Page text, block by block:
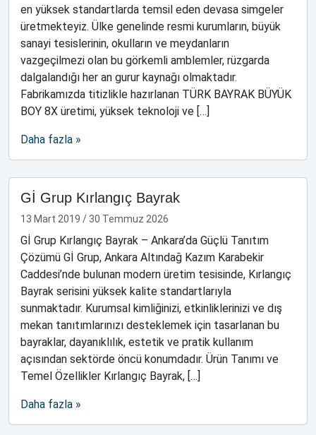
en yüksek standartlarda temsil eden devasa simgeler
üretmekteyiz. Ülke genelinde resmi kurumların, büyük
sanayi tesislerinin, okulların ve meydanların
vazgeçilmezi olan bu görkemli amblemler, rüzgarda
dalgalandığı her an gurur kaynağı olmaktadır.
Fabrikamızda titizlikle hazırlanan TÜRK BAYRAK BÜYÜK
BOY 8X üretimi, yüksek teknoloji ve […]
Daha fazla »
Gİ Grup Kırlangıç Bayrak
13 Mart 2019 / 30 Temmuz 2026
Gİ Grup Kırlangıç Bayrak – Ankara’da Güçlü Tanıtım
Çözümü Gİ Grup, Ankara Altındağ Kazım Karabekir
Caddesi’nde bulunan modern üretim tesisinde, Kırlangıç
Bayrak serisini yüksek kalite standartlarıyla
sunmaktadır. Kurumsal kimliğinizi, etkinliklerinizi ve dış
mekan tanıtımlarınızı desteklemek için tasarlanan bu
bayraklar, dayanıklılık, estetik ve pratik kullanım
açısından sektörde öncü konumdadır. Ürün Tanımı ve
Temel Özellikler Kırlangıç Bayrak, […]
Daha fazla »